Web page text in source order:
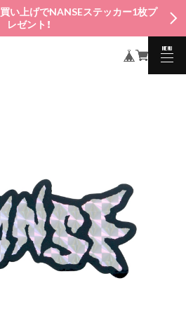
い上げでNANSEステッカー1枚プ
レゼント！
MENU
CLOSE